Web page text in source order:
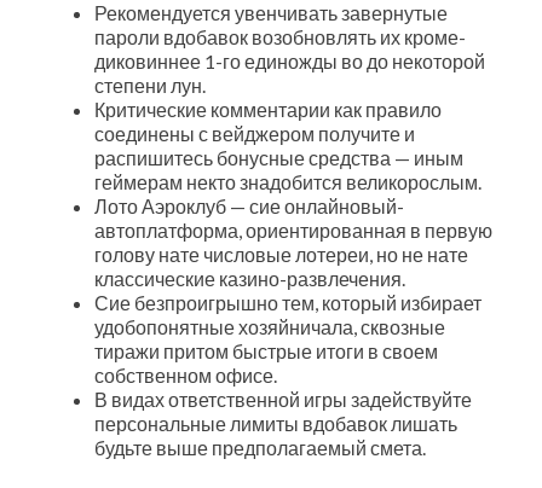
Рекомендуется увенчивать завернутые
пароли вдобавок возобновлять их кроме-
диковиннее 1-го единожды во до некоторой
степени лун.
Критические комментарии как правило
соединены с вейджером получите и
распишитесь бонусные средства — иным
геймерам некто знадобится великорослым.
Лото Аэроклуб — сие онлайновый-
автоплатформа, ориентированная в первую
голову нате числовые лотереи, но не нате
классические казино-развлечения.
Сие безпроигрышно тем, который избирает
удобопонятные хозяйничала, сквозные
тиражи притом быстрые итоги в своем
собственном офисе.
В видах ответственной игры задействуйте
персональные лимиты вдобавок лишать
будьте выше предполагаемый смета.